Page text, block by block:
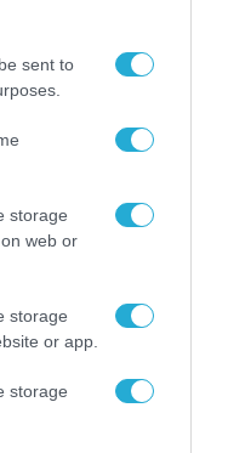
sent to
storage
web or
storage
or app.
storage